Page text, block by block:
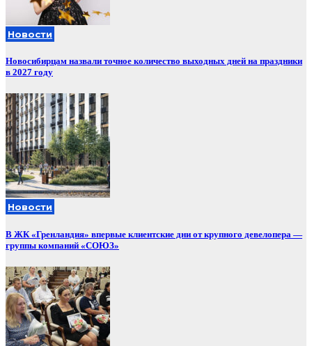
Новости
Новосибирцам назвали точное количество выходных дней на праздники
в 2027 году
Новости
В ЖК «Гренландия» впервые клиентские дни от крупного девелопера —
группы компаний «СОЮЗ»